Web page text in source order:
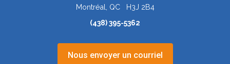
Montréal, QC H3J 2B4
(438) 395-5362
Nous envoyer un courriel